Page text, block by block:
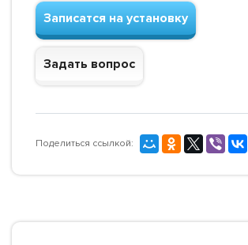
Записатся на установку
Задать вопрос
Поделиться ссылкой: